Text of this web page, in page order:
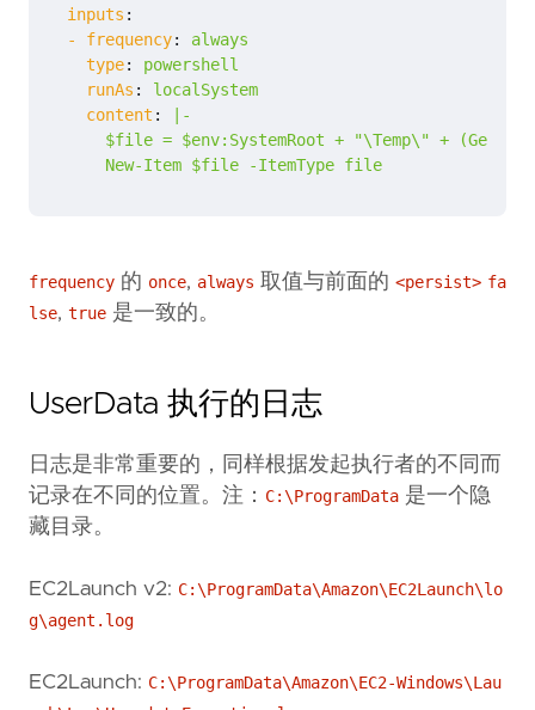
inputs :
- frequency:
always
type:
powershell
runAs :
localSystem
content : |-
New-Item $file -ItemType file
frequency 的 once, always 取值与前面的 <persist> fa
lse, true 是一致的。
UserData 执行的日志
日志是非常重要的，同样根据发起执行者的不同而
记录在不同的位置。注： C:\ProgramData 是一个隐
藏目录。
EC2Launch v2: C:\ProgramData\Amazon\EC2Launch\lo
g\agent.log
EC2Launch: C:\ProgramData\Amazon\EC2-Windows\Lau